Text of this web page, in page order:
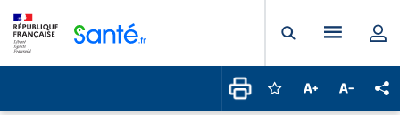
Ouvrir laMenu
Connectez-vous
Augmenter la